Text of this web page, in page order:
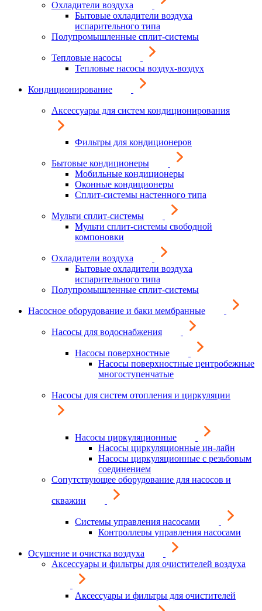
Охладители воздуха
Бытовые охладители воздуха
испарительного типа
Полупромышленные сплит-системы
Тепловые насосы
Тепловые насосы воздух-воздух
Кондиционирование
Аксессуары для систем кондиционирования
Фильтры для кондиционеров
Бытовые кондиционеры
Мобильные кондиционеры
Оконные кондиционеры
Сплит-системы настенного типа
Мульти сплит-системы
Мульти сплит-системы свободной
компоновки
Охладители воздуха
Бытовые охладители воздуха
испарительного типа
Полупромышленные сплит-системы
Насосное оборудование и баки мембранные
Насосы для водоснабжения
Насосы поверхностные
Насосы поверхностные центробежные
многоступенчатые
Насосы для систем отопления и циркуляции
Насосы циркуляционные
Насосы циркуляционные ин-лайн
Насосы циркуляционные с резьбовым
соединением
Сопутствующее оборудование для насосов и
скважин
Системы управления насосами
Контроллеры управления насосами
Осушение и очистка воздуха
Аксессуары и фильтры для очистителей воздуха
Аксессуары и фильтры для очистителей